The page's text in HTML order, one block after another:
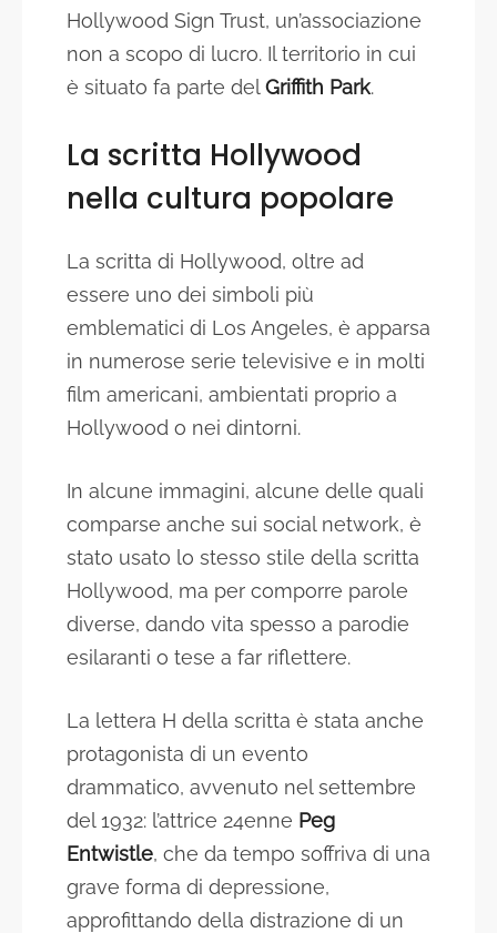
Hollywood Sign Trust, un’associazione
non a scopo di lucro. Il territorio in cui
è situato fa parte delGriffith Park.
La scritta Hollywood
nella cultura popolare
La scritta di Hollywood, oltre ad
essere uno dei simboli più
emblematici di Los Angeles, è apparsa
in numerose serie televisive e in molti
film americani, ambientati proprio a
Hollywood o nei dintorni.
In alcune immagini, alcune delle quali
comparse anche sui social network, è
stato usato lo stesso stile della scritta
Hollywood, ma per comporre parole
diverse, dando vita spesso a parodie
esilaranti o tese a far riflettere.
La lettera H della scritta è stata anche
protagonista di un evento
drammatico, avvenuto nel settembre
del 1932: l’attrice 24enne Peg
Entwistle, che da tempo soffriva di una
grave forma di depressione,
approfittando della distrazione di un